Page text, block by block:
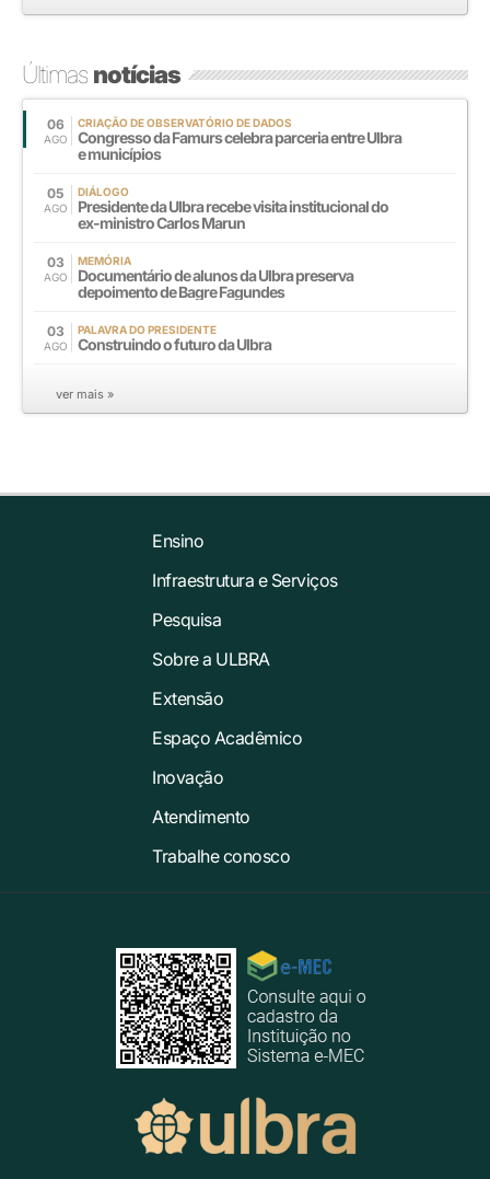
Últimasnotícias
06
AGO
CRIAÇÃO DE OBSERVATÓRIO DE DADOS
Congresso da Famurs celebra parceria entre Ulbra
e municípios
05
AGO
DIÁLOGO
Presidente da Ulbra recebe visita institucional do
ex-ministro Carlos Marun
03
AGO
MEMÓRIA
Documentário de alunos da Ulbra preserva
depoimento de Bagre Fagundes
03
AGO
PALAVRA DO PRESIDENTE
Construindo o futuro da Ulbra
ver mais »
Ensino
Infraestrutura e Serviços
Pesquisa
Sobre a ULBRA
Extensão
Espaço Acadêmico
Inovação
Atendimento
Trabalhe conosco